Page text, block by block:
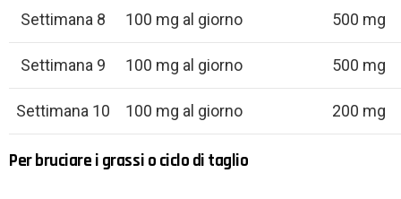
Settimana 8 100 mg al giorno 500 mg
Settimana 9 100 mg al giorno 500 mg
Settimana 10 100 mg al giorno 200 mg
Per bruciare i grassi o ciclo di taglio